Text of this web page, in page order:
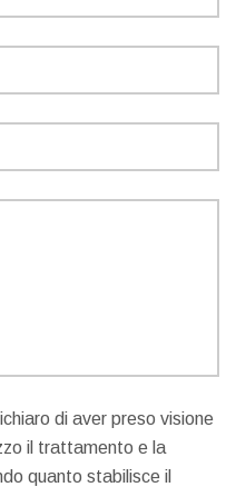
di aver preso visione
il trattamento e la
quanto stabilisce il